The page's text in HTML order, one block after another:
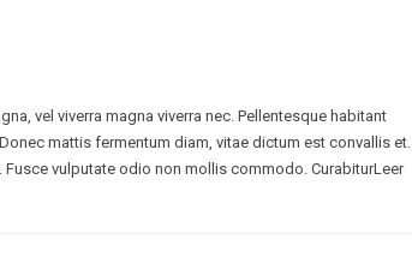
vel viverra magna viverra nec. Pellentesque habitant
mattis fermentum diam, vitae dictum est convallis et.
vulputate odio non mollis commodo. CurabiturLeer